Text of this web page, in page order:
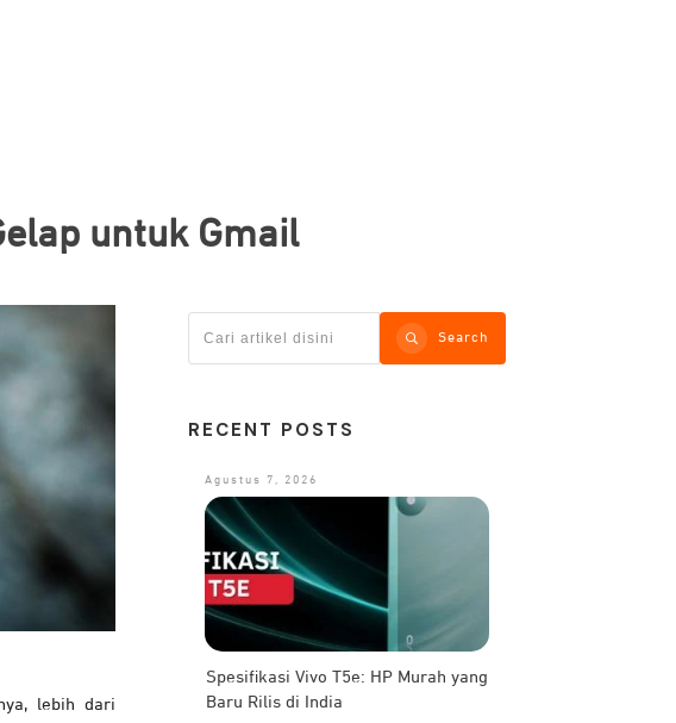
untuk Gmail
lebih dari
Search
RECENT POSTS
Agustus 7, 2026
Spesifikasi Vivo T5e: HP Murah yang
Baru Rilis di India